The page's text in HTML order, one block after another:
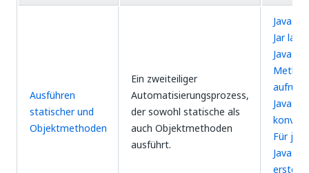
Ausführen
statischer und
Objektmethoden
Ein zweiteiliger
Automatisierungsprozess,
der sowohl statische als
auch Objektmethoden
ausführt.
Java
Jar
Java-
Java-
Für
Java-